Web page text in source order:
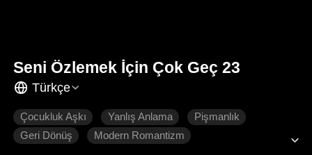
Seni Özlemek İçin Çok Geç 23
Türkçe
Çocukluk Aşkı Yanlış Anlama
Pişmanlık
Geri Dönüş
Modern Romantizm